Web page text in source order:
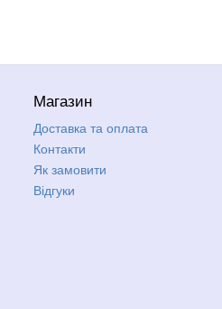
Магазин
Доставка та оплата
Контакти
Як замовити
Відгуки